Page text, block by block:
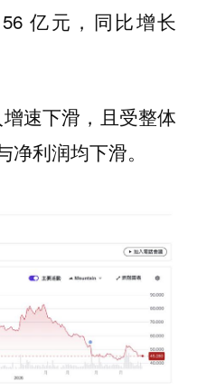
亿元，同比增长
速下滑，且受整体
利润均下滑。